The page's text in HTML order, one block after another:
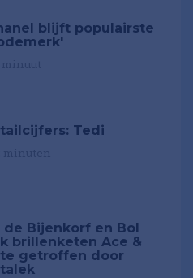
blijft populairste
Tedi
de Bijenkorf en Bol
brillenketen Ace &
getroffen door